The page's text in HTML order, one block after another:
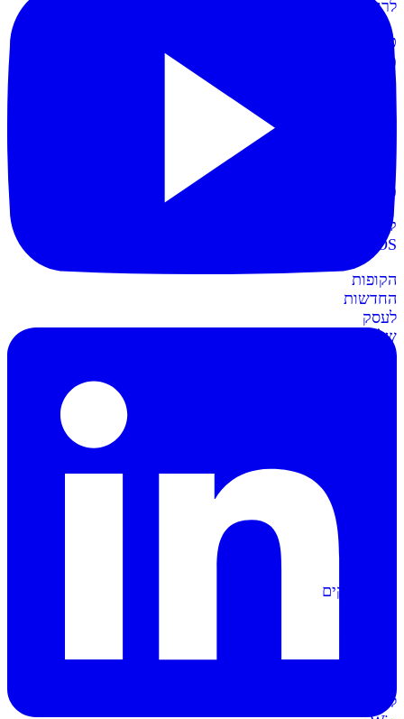
לרווחית
כרטיסי
מועדון
תשלום
קל
עם
כרטיסי
מועדון
קופות
POS
הקופות
החדשות
לעסק
שלכם
מתממשקים
ל-